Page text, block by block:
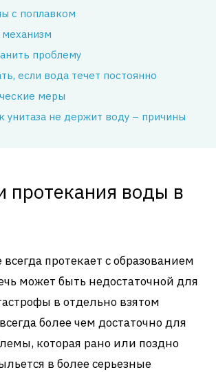
с поплавком
проблему
если вода течет постоянно
меры
унитаза не держит воду – причины
протекания воды в
протекает с образованием
может быть недостаточной для
в отдельно взятом
более чем достаточно для
которая рано или поздно
в более серьезные